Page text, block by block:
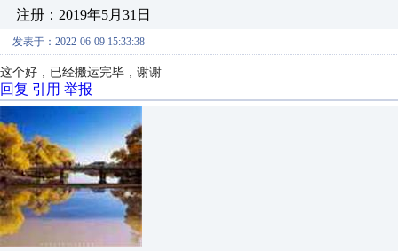
注册：2019年5月31日
发表于：2022-06-09 15:33:38
这个好，已经搬运完毕，谢谢
回复 引用 举报